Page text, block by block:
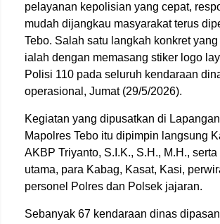
pelayanan kepolisian yang cepat,
mudah dijangkau masyarakat terus
Tebo. Salah satu langkah konkret
ialah dengan memasang stiker logo
Polisi 110 pada seluruh kendaraan
operasional, Jumat (29/5/2026).
Kegiatan yang dipusatkan di
Mapolres Tebo itu dipimpin langsung
AKBP Triyanto, S.I.K., S.H., M.H.,
utama, para Kabag, Kasat, Kasi,
personel Polres dan Polsek jajaran.
Sebanyak 67 kendaraan dinas